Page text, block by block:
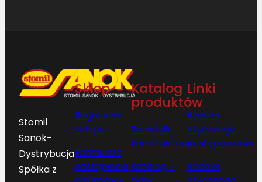
Stomil
Sanok-
Dystrybucja
Spółka z
Sklep
Regulamin
sklepu
Formularz
odstąpienia
Katalog
produktów
Poradnik
konstruktora
Katalog –
Linki
Kodeks
etycznego
postępowania
Kodeks